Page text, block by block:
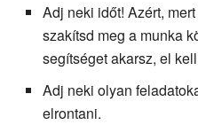
Adj neki időt! Azért,
szakítsd meg a munka
segítséget akarsz, el
Adj neki olyan
elrontani.